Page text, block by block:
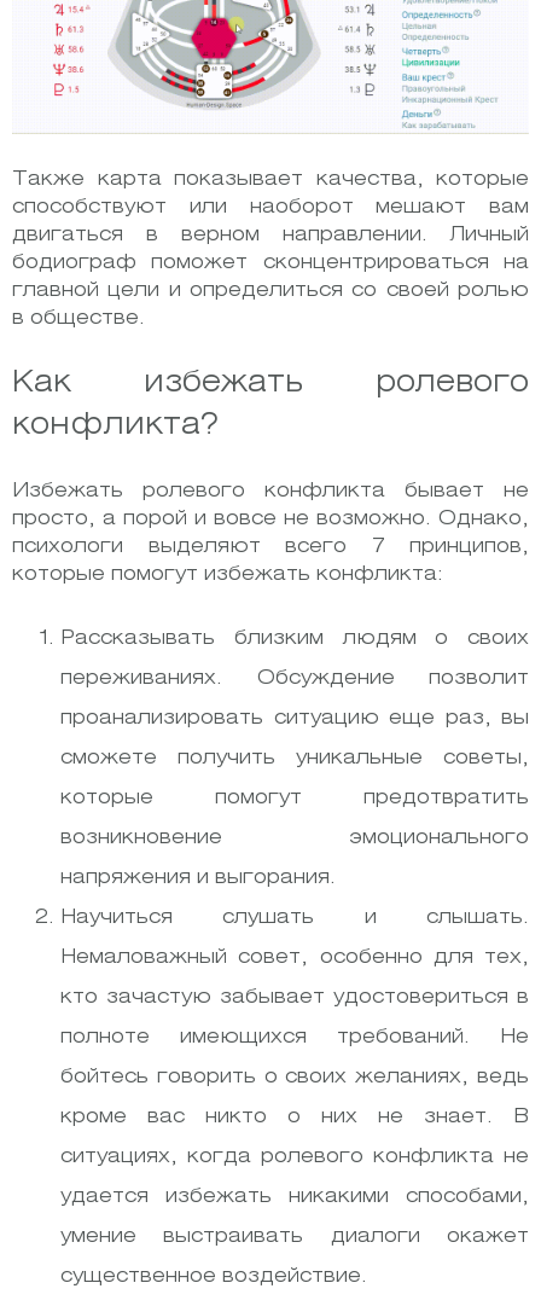
Также карта показывает качества, которые
способствуют или наоборот мешают вам
двигаться в верном направлении. Личный
бодиограф поможет сконцентрироваться на
главной цели и определиться со своей ролью
в обществе.
Как избежать ролевого
конфликта?
Избежать ролевого конфликта бывает не
просто, а порой и вовсе не возможно. Однако,
психологи выделяют всего 7 принципов,
которые помогут избежать конфликта:
Рассказывать близким людям о своих
переживаниях. Обсуждение позволит
проанализировать ситуацию еще раз, вы
сможете получить уникальные советы,
которые помогут предотвратить
возникновение эмоционального
напряжения и выгорания.
Научиться слушать и слышать.
Немаловажный совет, особенно для тех,
кто зачастую забывает удостовериться в
полноте имеющихся требований. Не
бойтесь говорить о своих желаниях, ведь
кроме вас никто о них не знает. В
ситуациях, когда ролевого конфликта не
удается избежать никакими способами,
умение выстраивать диалоги окажет
существенное воздействие.